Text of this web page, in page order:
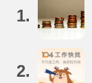
1.
2.